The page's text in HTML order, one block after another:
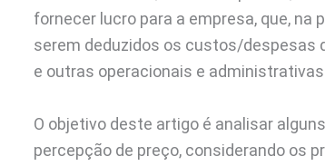
fornecer lucro para a empresa, que, na
serem deduzidos os custos/despesas
e outras operacionais e
O objetivo deste artigo é analisar
percepção de preço, considerando os